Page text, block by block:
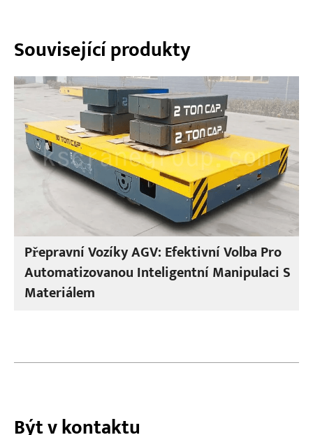
Související produkty
Přepravní Vozíky AGV: Efektivní Volba Pro
Automatizovanou Inteligentní Manipulaci S
Materiálem
Být v kontaktu